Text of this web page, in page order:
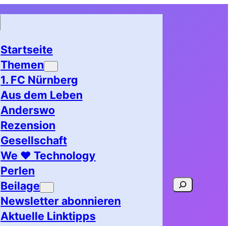
Startseite
Themen
1. FC Nürnberg
Aus dem Leben
Anderswo
Rezension
Gesellschaft
We ♥ Technology
Perlen
Beilage
Newsletter abonnieren
Aktuelle Linktipps
Suchen